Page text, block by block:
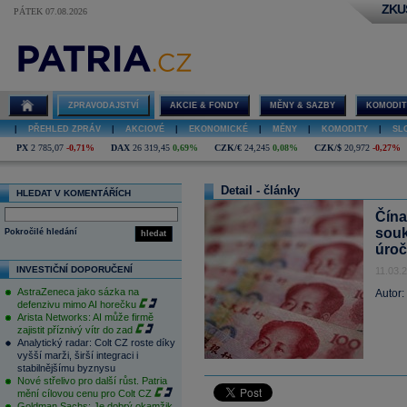
PÁTEK 07.08.2026
ZPRAVODAJSTVÍ AKCIE & FONDY MĚNY & SAZBY
PŘEHLED ZPRÁV AKCIOVÉ EKONOMICKÉ MĚNY KOMODITY
PX 2 785,07 -0,71% DAX 26 319,45 0,69% CZK/€ 24,245 0,08% CZK/$ 20,972 -0,27%
HLEDAT V KOMENTÁŘÍCH
hledat
Pokročilé hledání
INVESTIČNÍ DOPORUČENÍ
AstraZeneca jako sázka na
defenzivu mimo AI horečku
Arista Networks: AI může firmě
zajistit příznivý vítr do zad
Analytický radar: Colt CZ roste díky
vyšší marži, širší integraci i
stabilnějšímu byznysu
Nové střelivo pro další růst. Patria
mění cílovou cenu pro Colt CZ
Detail - články
Autor: